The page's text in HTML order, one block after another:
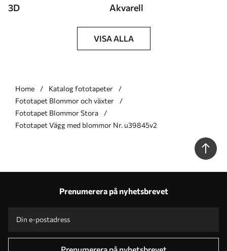
3D Akvarell
VISA ALLA
Home
Katalog fototapeter
Fototapet Blommor och växter
Fototapet Blommor Stora
Fototapet Vägg med blommor Nr. u39845v2
Prenumerera på nyhetsbrevet
Prenumerera på nyhetsbrevet